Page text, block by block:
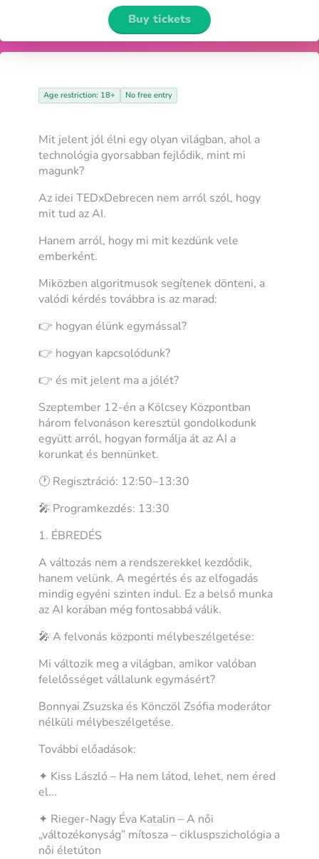
Buy tickets
Age restriction: 18+ No free entry
Mit jelent jól élni egy olyan világban, ahol a
technológia gyorsabban fejlődik, mint mi
magunk?
Az idei TEDxDebrecen nem arról szól, hogy
mit tud az AI.
Hanem arról, hogy mi mit kezdünk vele
emberként.
Miközben algoritmusok segítenek dönteni, a
valódi kérdés továbbra is az marad:
👉 hogyan élünk egymással?
👉 hogyan kapcsolódunk?
👉 és mit jelent ma a jólét?
Szeptember 12-én a Kölcsey Központban
három felvonáson keresztül gondolkodunk
együtt arról, hogyan formálja át az AI a
korunkat és bennünket.
🕐 Regisztráció: 12:50–13:30
🎤 Programkezdés: 13:30
1. ÉBREDÉS
A változás nem a rendszerekkel kezdődik,
hanem velünk. A megértés és az elfogadás
mindig egyéni szinten indul. Ez a belső munka
az AI korában még fontosabbá válik.
🎤 A felvonás központi mélybeszélgetése:
Mi változik meg a világban, amikor valóban
felelősséget vállalunk egymásért?
Bonnyai Zsuzska és Könczöl Zsófia moderátor
nélküli mélybeszélgetése.
További előadások:
✦ Kiss László – Ha nem látod, lehet, nem éred
el...
✦ Rieger-Nagy Éva Katalin – A női
„változékonyság” mítosza – cikluspszichológia a
női életúton